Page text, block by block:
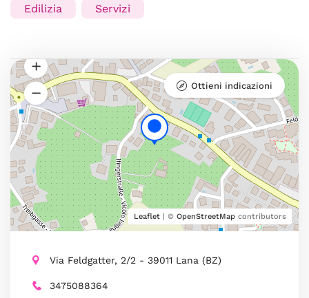
Edilizia Servizi
Leaflet | © OpenStreetMap contributors
Ottieni indicazioni
Via Feldgatter, 2/2 - 39011 Lana (BZ)
3475088364